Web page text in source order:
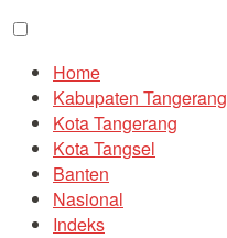
Home
Kabupaten Tangerang
Kota Tangerang
Kota Tangsel
Banten
Nasional
Indeks